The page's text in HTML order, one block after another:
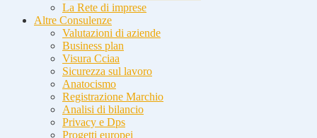
La Rete di imprese
Altre Consulenze
Valutazioni di aziende
Business plan
Visura Cciaa
Sicurezza sul lavoro
Anatocismo
Registrazione Marchio
Analisi di bilancio
Privacy e Dps
Progetti europei